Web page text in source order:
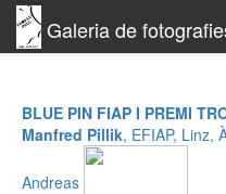
Galeria de
BLUE PIN FIAP I PREMI
Manfred Pillik, EFIAP, Linz,
Andreas